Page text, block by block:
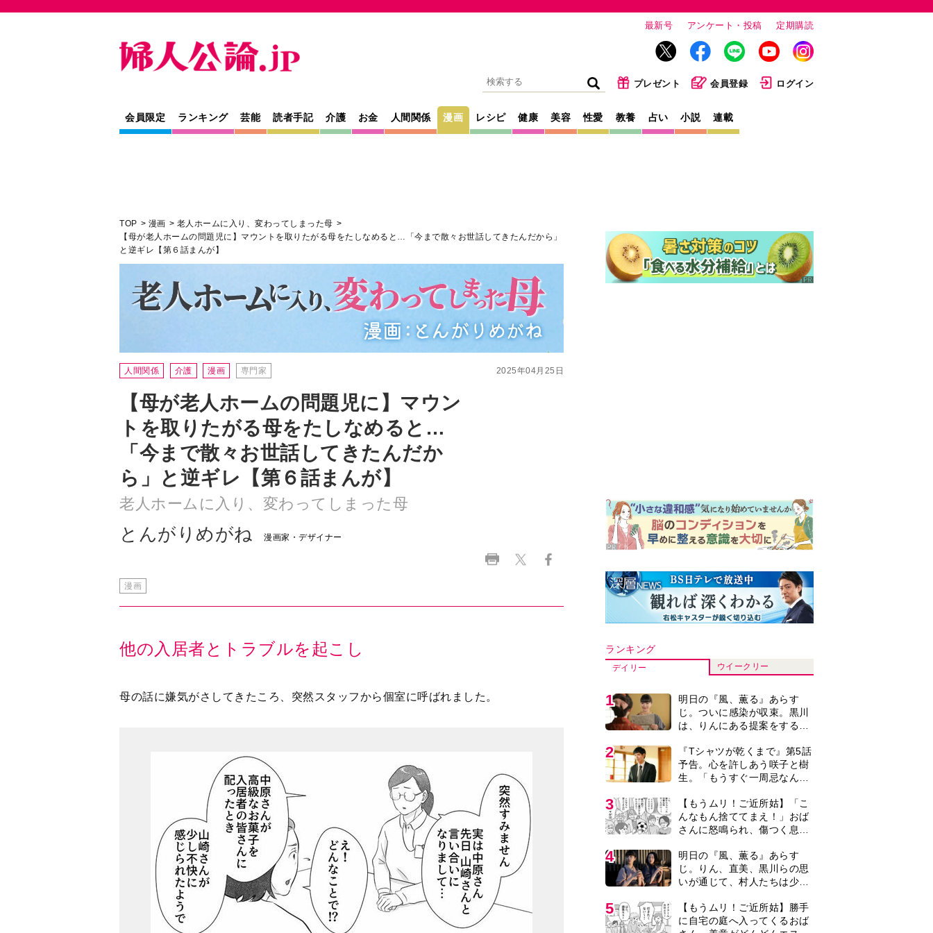
最新号 アンケート・投稿 定期購読
プレゼント 会員登録 ログイン
会員限定 ランキング 芸能 読者手記 介護 お金 人間関係 漫画 レシピ 健康 美容 性愛 教養 占い 小説 連載
2025年04月25日
人間関係 介護 漫画 専門家
【母が老人ホームの問題児に】マウン
トを取りたがる母をたしなめると…
「今まで散々お世話してきたんだか
ら」と逆ギレ【第６話まんが】
老人ホームに入り、変わってしまった母
とんがりめがね 漫画家・デザイナー
他の入居者とトラブルを起こし
2
予告。心を許しあう咲子と樹
生。「もうすぐ一周忌なんで
それが過ぎたら…」＜ネタバ
レあり＞
3
【もうムリ！ご近所姑】「こ
さんに怒鳴られ、傷つく息
子。私たちが取った行動は…
【第3話】
4
明日の『風、薫る』あらす
じ。りん、直美、黒川らの思
いが通じて、村人たちは少し
5
に自宅の庭へ入ってくるおば
さん。善意がどんどんエスカ
6
【もうムリ！ご近所姑】「今
日はどこ行くん？」出かける
度に聞いてくる近所のおばさ
まり…【第1話】
7
＜3人って誰のこと？＞『Tシ
ャツが乾くまで』水族館で咲
子が放った〈何気ない一言〉
線？」「子どもの話だと…」
8
演歌歌手・市川由紀乃「更年
期かと思ったら〈卵巣がん〉
だった。９ヵ月の闘病を経て
紙を今も支えに」【2026上半
期BEST】
9
『Tシャツが乾くまで』第5話
あらすじ。充のメモを頼りに
長野を訪ねた咲子。一方の樹
タバレあり＞
10
古代ギリシアの『植物誌』を
82歳で完訳・小川洋子「子育